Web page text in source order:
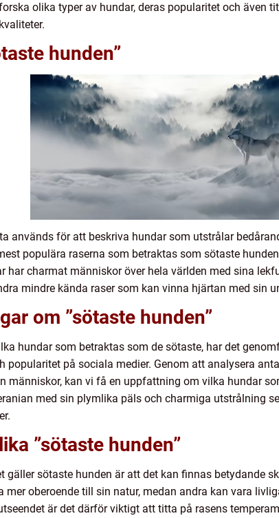
olika typer av hundar, deras popularitet och även
hunden”
används för att beskriva hundar som utstrålar
populära raserna som betraktas som sötaste
har charmat människor över hela världen med sina
mindre kända raser som kan vinna hjärtan med sin
om ”sötaste hunden”
hundar som betraktas som de sötaste, har det
popularitet på sociala medier. Genom att analysera
människor, kan vi få en uppfattning om vilka hundar
med sin plymlika päls och charmiga utstrålning
”sötaste hunden”
gäller sötaste hunden är att det kan finnas betydande
mer oberoende till sin natur, medan andra kan vara
är det därför viktigt att titta på rasens